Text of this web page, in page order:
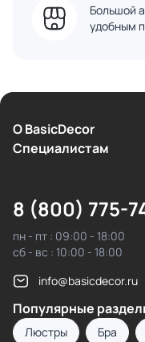
Большой
удобным
О BasicDecor
Cпециалистам
8 (800) 775-
пн - пт : 09:00 - 18:00
сб - вс : 10:00 - 18:00
info@basicdecor.ru
Популярные
Люстры Бра